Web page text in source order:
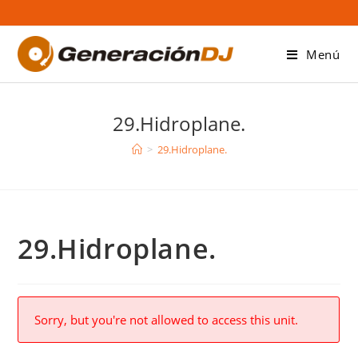
al
contenido
Menú
29.Hidroplane.
> 29.Hidroplane.
29.Hidroplane.
Sorry, but you're not allowed to access this unit.